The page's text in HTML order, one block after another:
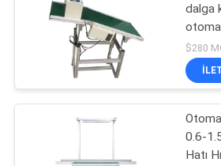
SHOPPING
HARITASI
SMT Yeniden
Fırını
dalga
(içeri
$280
0.6-
Hatı